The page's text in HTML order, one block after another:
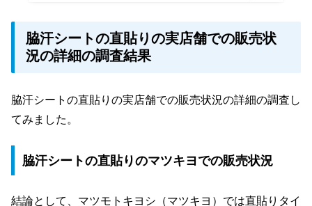
脇汗シートの直貼りの実店舗での販売状
況の詳細の調査結果
脇汗シートの直貼りの実店舗での販売状況の詳細の調査し
てみました。
脇汗シートの直貼りのマツキヨでの販売状況
結論として、マツモトキヨシ（マツキヨ）では直貼りタイ